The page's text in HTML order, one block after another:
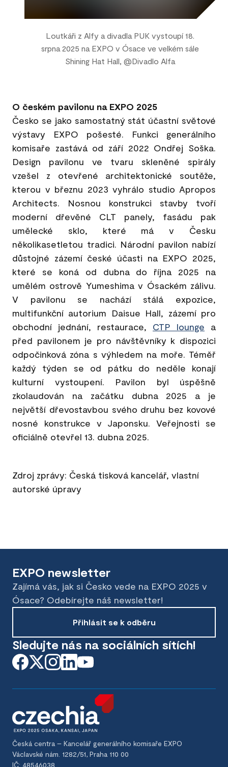
Loutkáři z Alfy a divadla PUK vystoupí 18.
srpna 2025 na EXPO v Ósace ve velkém sále
Shining Hat Hall, @Divadlo Alfa
O českém pavilonu na EXPO 2025
Česko se jako samostatný stát účastní světové
výstavy EXPO pošesté. Funkci generálního
komisaře zastává od září 2022 Ondřej Soška.
Design pavilonu ve tvaru skleněné spirály
vzešel z otevřené architektonické soutěže,
kterou v březnu 2023 vyhrálo studio Apropos
Architects. Nosnou konstrukci stavby tvoří
moderní dřevěné CLT panely, fasádu pak
umělecké sklo, které má v Česku
několikasetletou tradici. Národní pavilon nabízí
důstojné zázemí české účasti na EXPO 2025,
které se koná od dubna do října 2025 na
umělém ostrově Yumeshima v Ósackém zálivu.
V pavilonu se nachází stálá expozice,
multifunkční autorium Daisue Hall, zázemí pro
obchodní jednání, restaurace, CTP lounge a
před pavilonem je pro návštěvníky k dispozici
odpočinková zóna s výhledem na moře. Téměř
každý týden se od pátku do neděle konají
kulturní vystoupení. Pavilon byl úspěšně
zkolaudován na začátku dubna 2025 a je
největší dřevostavbou svého druhu bez kovové
nosné konstrukce v Japonsku. Veřejnosti se
oficiálně otevřel 13. dubna 2025.
Zdroj zprávy: Česká tisková kancelář, vlastní
autorské úpravy
EXPO newsletter
Zajímá vás, jak si Česko vede na EXPO 2025 v
Ósace? Odebírejte náš newsletter!
Přihlásit se k odběru
Sledujte nás na sociálních sítích!
Česká centra – Kancelář generálního komisaře EXPO
Václavské nám. 1282/51, Praha 110 00
IČ: 48546038